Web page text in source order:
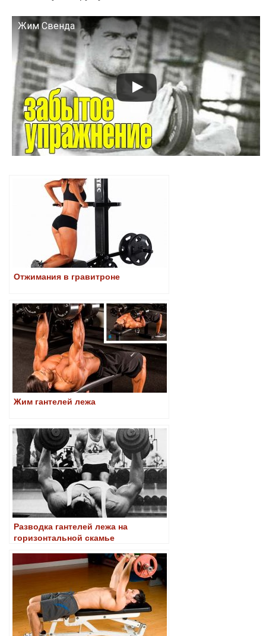
Жим Свенда
Смотрите это видео на YouTube
Отжимания в гравитроне
Жим гантелей лежа
Разводка гантелей лежа на
горизонтальной скамье